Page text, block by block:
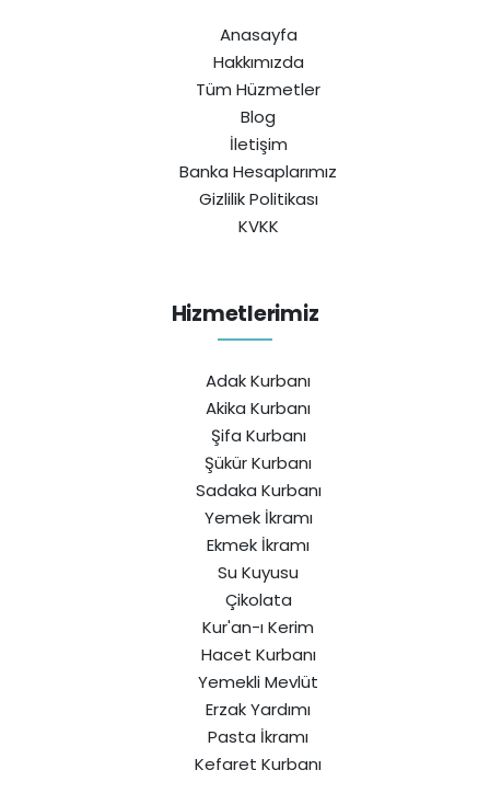
Anasayfa
Hakkımızda
Tüm Hüzmetler
Blog
İletişim
Banka Hesaplarımız
Gizlilik Politikası
KVKK
Hizmetlerimiz
Adak Kurbanı
Akika Kurbanı
Şifa Kurbanı
Şükür Kurbanı
Sadaka Kurbanı
Yemek İkramı
Ekmek İkramı
Su Kuyusu
Çikolata
Kur'an-ı Kerim
Hacet Kurbanı
Yemekli Mevlüt
Erzak Yardımı
Pasta İkramı
Kefaret Kurbanı